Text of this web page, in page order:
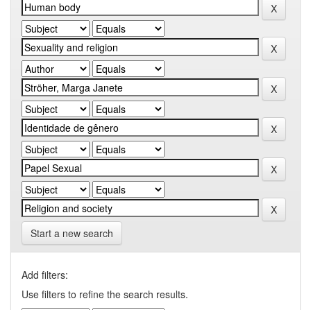
Start a new search
Add filters:
Use filters to refine the search results.